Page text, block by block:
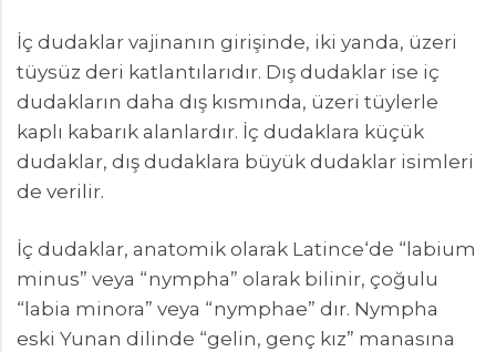
İç dudaklar vajinanın girişinde, iki yanda, üzeri
tüysüz deri katlantılarıdır. Dış dudaklar ise iç
dudakların daha dış kısmında, üzeri tüylerle
kaplı kabarık alanlardır. İç dudaklara küçük
dudaklar, dış dudaklara büyük dudaklar isimleri
de verilir.
İç dudaklar, anatomik olarak Latince‘de “labium
minus” veya “nympha” olarak bilinir, çoğulu
“labia minora” veya “nymphae” dır. Nympha
eski Yunan dilinde “gelin, genç kız” manasına